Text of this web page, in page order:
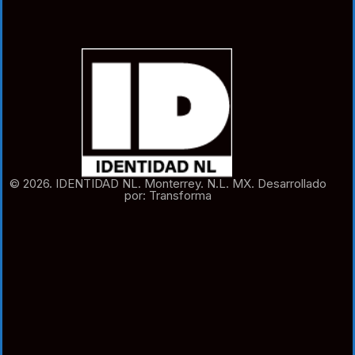
© 2026. IDENTIDAD NL. Monterrey. N.L. MX. Desarrollado
por: Transforma